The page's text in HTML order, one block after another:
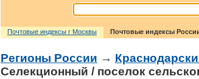
Почтовые индексы г Москвы Почтовые индексы
Регионы России →
Селекционный / поселок